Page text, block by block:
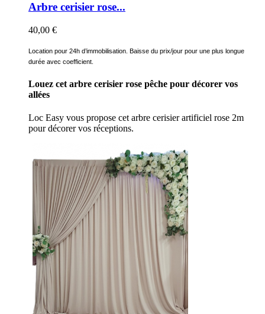
Arbre cerisier rose...
40,00 €
Location pour 24h d’immobilisation. Baisse du prix/jour pour une plus longue
durée avec coefficient.
Louez cet arbre cerisier rose pêche pour décorer vos
allées
Loc Easy vous propose cet arbre cerisier artificiel rose 2m
pour décorer vos réceptions.